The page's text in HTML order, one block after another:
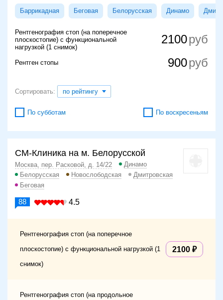
Баррикадная Беговая Белорусская Динамо
Рентгенография стоп (на поперечное
плоскостопие) с функциональной
нагрузкой (1 снимок)
2100
Рентген стопы 900
Сортировать: по рейтингу
По субботам По воскресеньям
СМ-Клиника на м. Белорусской
Москва, пер. Расковой, д. 14/22
Динамо
Белорусская
Новослободская
Дмитровская
Беговая
88 4.5
Рентгенография стоп (на поперечное
плоскостопие) с функциональной нагрузкой (1
снимок)
2100
Рентгенография стоп (на продольное